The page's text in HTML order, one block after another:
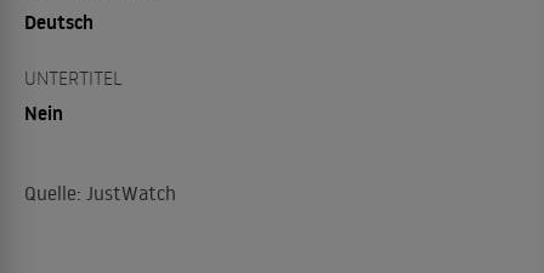
Deutsch
UNTERTITEL
Nein
Quelle: JustWatch